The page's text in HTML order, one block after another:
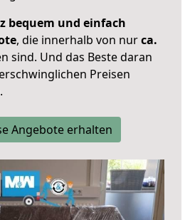
bequem und einfach
, die innerhalb von nurca.
sind. Und das Beste daran
Preisen
Angebote erhalten